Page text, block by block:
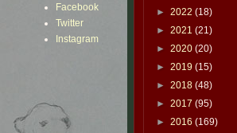
Facebook
Twitter
Instagram
► 2022 (18)
► 2021 (21)
► 2020 (20)
► 2019 (15)
► 2018 (48)
► 2017 (95)
► 2016 (169)